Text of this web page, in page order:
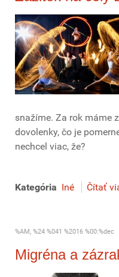
snažíme. Za rok máme
dovolenky, čo je
nechcel viac, že?
Kategória Iné Čítať
%AM, %24 %041 %2016 %00:%dec
Migréna a